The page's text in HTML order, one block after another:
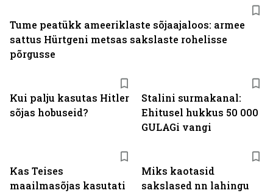
Kui palju kasutas Hitler
sõjas hobuseid?
Stalini surmakanal:
Ehitusel hukkus 50 000
GULAGi vangi
Kas Teises
maailmasõjas kasutati
Miks kaotasid
sakslased nn lahingu
Tume peatükk ameeriklaste sõjaajaloos: armee
sattus Hürtgeni metsas sakslaste rohelisse
põrgusse